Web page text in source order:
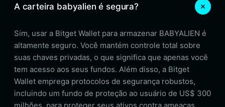
A carteira babyalien é segura?
Sim, usar a Bitget Wallet para armazenar BABYALIEN é
altamente seguro. Você mantém controle total sobre
suas chaves privadas, o que significa que apenas você
tem acesso aos seus fundos. Além disso, a Bitget
Wallet emprega protocolos de segurança robustos,
incluindo um fundo de proteção ao usuário de US$ 300